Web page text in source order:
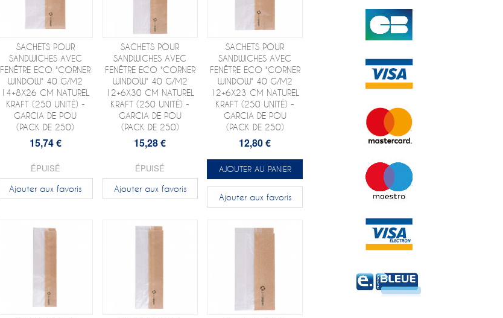
SACHETS POUR
SANDWICHES AVEC
FENÊTRE ECO "CORNER
WINDOW" 40 G/M2
14+8X26 CM NATUREL
KRAFT (250 UNITÉ) -
GARCIA DE POU
(PACK DE 250)
15,74 €
ÉPUISÉ
Ajouter aux favoris
SACHETS POUR
SANDWICHES AVEC
FENÊTRE ECO "CORNER
WINDOW" 40 G/M2
12+6X30 CM NATUREL
KRAFT (250 UNITÉ) -
GARCIA DE POU
(PACK DE 250)
15,28 €
ÉPUISÉ
Ajouter aux favoris
SACHETS POUR
SANDWICHES AVEC
FENÊTRE ECO "CORNER
WINDOW" 40 G/M2
12+6X23 CM NATUREL
KRAFT (250 UNITÉ) -
GARCIA DE POU
(PACK DE 250)
12,80 €
AJOUTER AU PANIER
Ajouter aux favoris